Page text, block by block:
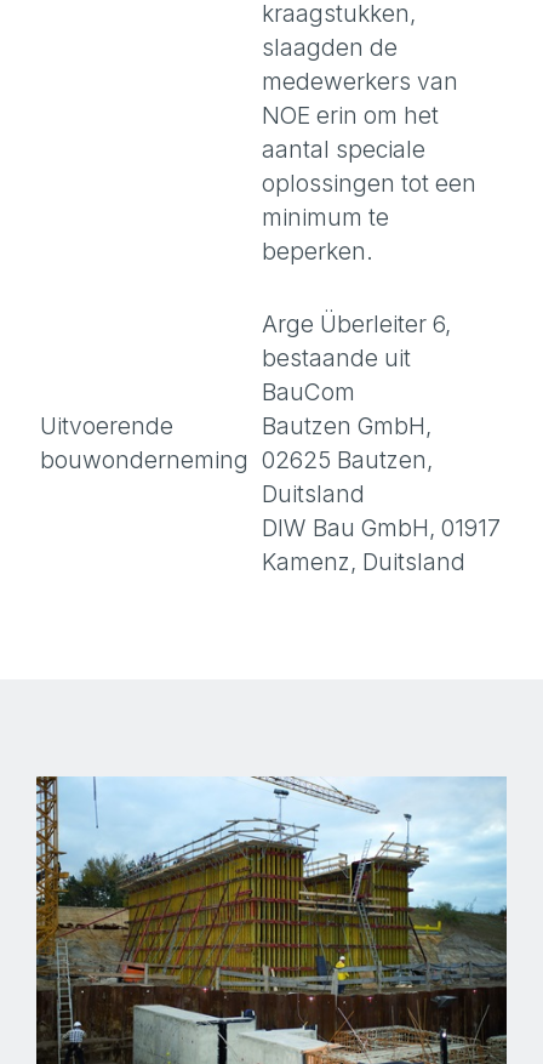
kraagstukken,
slaagden de
medewerkers van
NOE erin om het
aantal speciale
oplossingen tot een
minimum te
beperken.
Uitvoerende
bouwonderneming
Arge Überleiter 6,
bestaande uit
BauCom
Bautzen GmbH,
02625 Bautzen,
Duitsland
DIW Bau GmbH, 01917
Kamenz, Duitsland